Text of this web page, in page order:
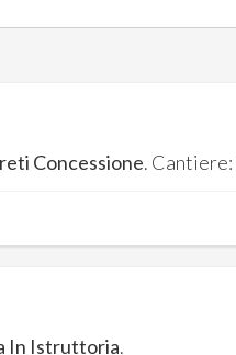
Concessione. Cantiere:
In Istruttoria.